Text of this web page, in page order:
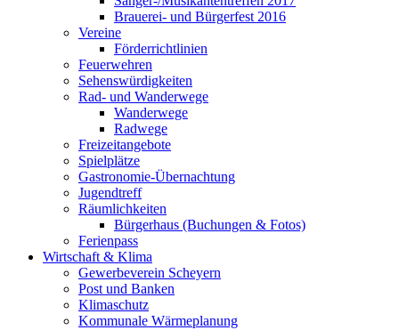
Brauerei- und Bürgerfest 2016
Vereine
Förderrichtlinien
Feuerwehren
Sehenswürdigkeiten
Rad- und Wanderwege
Wanderwege
Radwege
Freizeitangebote
Spielplätze
Gastronomie-Übernachtung
Jugendtreff
Räumlichkeiten
Bürgerhaus (Buchungen & Fotos)
Ferienpass
Wirtschaft & Klima
Gewerbeverein Scheyern
Post und Banken
Klimaschutz
Kommunale Wärmeplanung